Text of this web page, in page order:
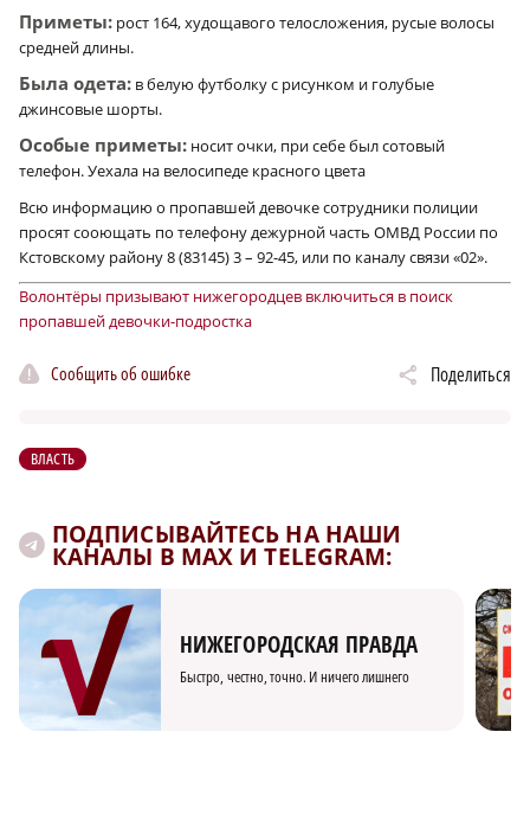
Приметы: рост 164, худощавого телосложения, русые волосы
средней длины.
Была одета: в белую футболку с рисунком и голубые
джинсовые шорты.
Особые приметы: носит очки, при себе был сотовый
телефон. Уехала на велосипеде красного цвета
Всю информацию о пропавшей девочке сотрудники полиции
просят сооющать по телефону дежурной часть ОМВД России по
Кстовскому району 8 (83145) 3 – 92-45, или по каналу связи «02».
Волонтёры призывают нижегородцев включиться в поиск
пропавшей девочки-подростка
Сообщить об ошибке Поделиться
ВЛАСТЬ
ПОДПИСЫВАЙТЕСЬ НА НАШИ
КАНАЛЫ В MAX И TELEGRAM:
НИЖЕГОРОДСКАЯ ПРАВДА
Быстро, честно, точно. И ничего лишнего